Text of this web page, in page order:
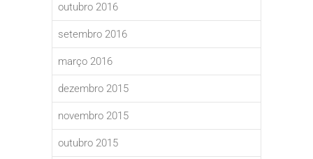
outubro 2016
setembro 2016
março 2016
dezembro 2015
novembro 2015
outubro 2015